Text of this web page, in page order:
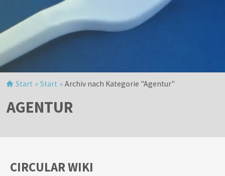
Start » Start » Archiv nach Kategorie "Agentur"
AGENTUR
CIRCULAR WIKI